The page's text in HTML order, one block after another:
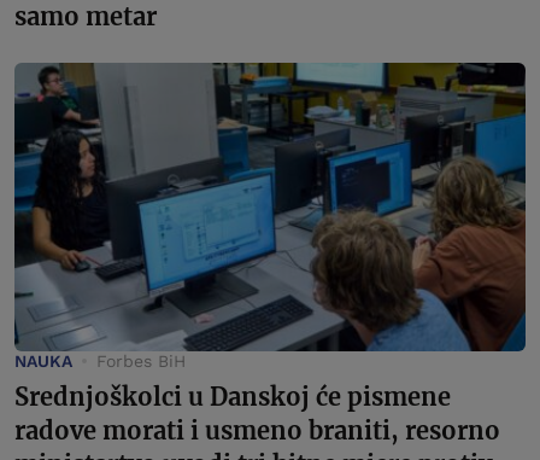
samo metar
NAUKA Forbes BiH
Srednjoškolci u Danskoj će pismene
radove morati i usmeno braniti, resorno